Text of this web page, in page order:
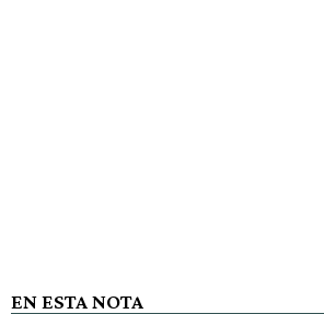
EN ESTA NOTA